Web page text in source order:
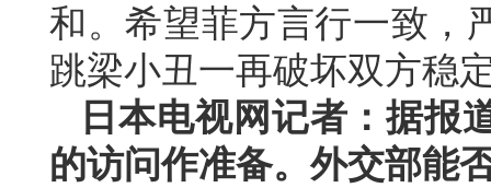
和。希望菲方言行一致，
跳梁小丑一再破坏双方稳
日本电视网记者：据报
的访问作准备。外交部能